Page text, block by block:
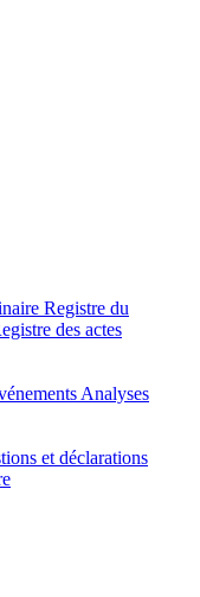
Registre du
des actes
Analyses
et déclarations